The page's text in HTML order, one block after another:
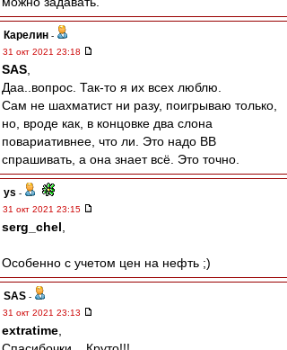
Карелин -
31 окт 2021 23:18
SAS
Даа..вопрос. Так-то я их всех люблю.
Сам не шахматист ни разу, поигрываю только,
но, вроде как, в концовке два слона
повариативнее, что ли. Это надо ВВ
спрашивать, а она знает всё. Это точно.
ys -
31 окт 2021 23:15
serg_chel
Особенно с учетом цен на нефть ;)
SAS -
31 окт 2021 23:13
extratime